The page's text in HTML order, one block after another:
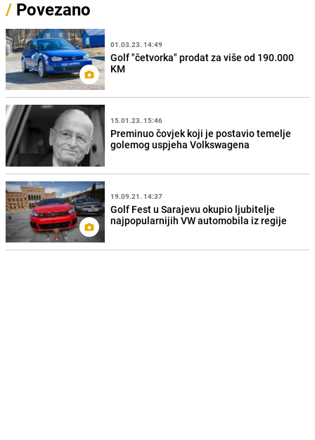
/ Povezano
01.03.23. 14:49
Golf "četvorka" prodat za više od 190.000
KM
15.01.23. 15:46
Preminuo čovjek koji je postavio temelje
golemog uspjeha Volkswagena
19.09.21. 14:37
Golf Fest u Sarajevu okupio ljubitelje
najpopularnijih VW automobila iz regije